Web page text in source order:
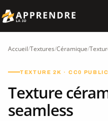
Accueil/Textures/Céramique/
TEXTURE 2K · CC0
Texture
seamless